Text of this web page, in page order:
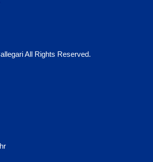
All Rights Reserved.